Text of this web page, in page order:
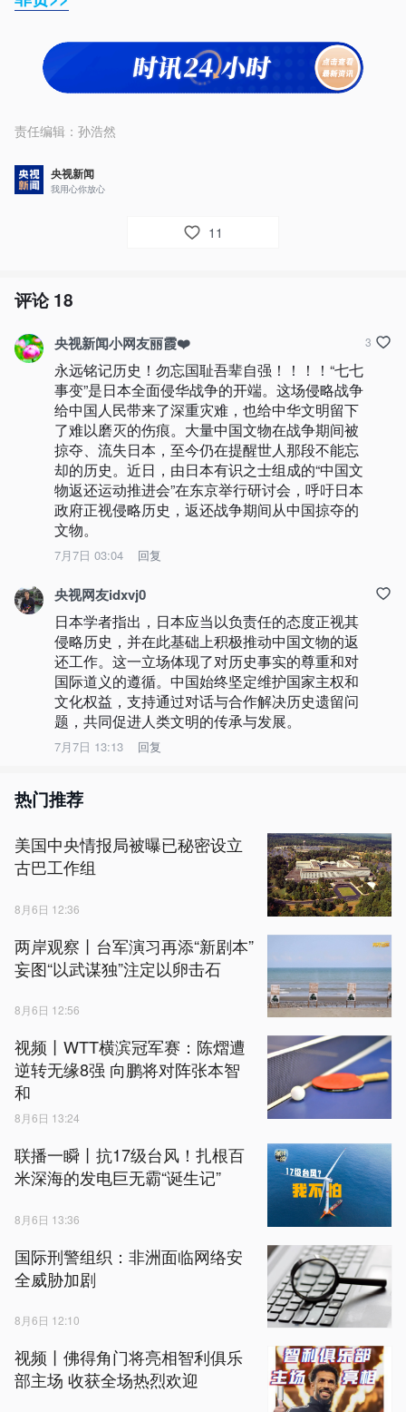
责任编辑： 孙浩然
央视新闻
我用心你放心
11
评论18
央视新闻小网友丽霞❤️
永远铭记历史！勿忘国耻吾辈自强！！！！“七七
事变”是日本全面侵华战争的开端。这场侵略战争
给中国人民带来了深重灾难，也给中华文明留下
了难以磨灭的伤痕。大量中国文物在战争期间被
掠夺、流失日本，至今仍在提醒世人那段不能忘
却的历史。近日，由日本有识之士组成的“中国文
物返还运动推进会”在东京举行研讨会，呼吁日本
政府正视侵略历史，返还战争期间从中国掠夺的
文物。
7月7日 03:04 回复
3
央视网友idxvj0
日本学者指出，日本应当以负责任的态度正视其
侵略历史，并在此基础上积极推动中国文物的返
还工作。这一立场体现了对历史事实的尊重和对
国际道义的遵循。中国始终坚定维护国家主权和
文化权益，支持通过对话与合作解决历史遗留问
题，共同促进人类文明的传承与发展。
7月7日 13:13 回复
热门推荐
美国中央情报局被曝已秘密设立
古巴工作组
8月6日 12:36
两岸观察丨台军演习再添“新剧本”
妄图“以武谋独”注定以卵击石
8月6日 12:56
视频丨WTT横滨冠军赛：陈熠遭
逆转无缘8强 向鹏将对阵张本智
和
8月6日 13:24
联播一瞬丨抗17级台风！扎根百
米深海的发电巨无霸“诞生记”
8月6日 13:36
国际刑警组织：非洲面临网络安
全威胁加剧
8月6日 12:10
视频丨佛得角门将亮相智利俱乐
部主场 收获全场热烈欢迎